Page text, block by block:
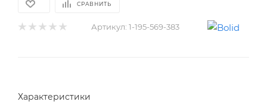
СРАВНИТЬ
Артикул: 1-195-569-383
Характеристики